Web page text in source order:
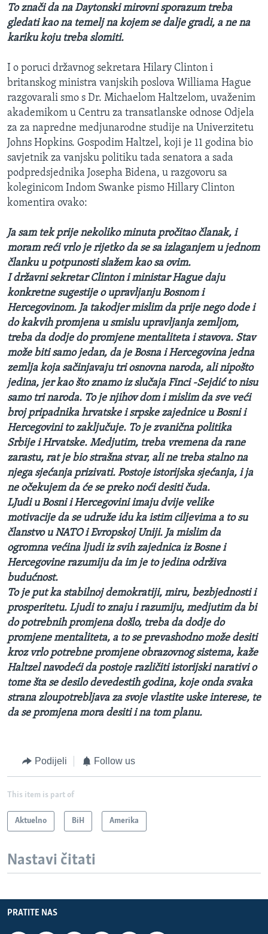
To znači da na Daytonski mirovni sporazum treba
gledati kao na temelj na kojem se dalje gradi, a ne na
kariku koju treba slomiti.
I o poruci državnog sekretara Hilary Clinton i
britanskog ministra vanjskih poslova Williama Hague
razgovarali smo s Dr. Michaelom Haltzelom, uvaženim
akademikom u Centru za transatlanske odnose Odjela
za za napredne medjunarodne studije na Univerzitetu
Johns Hopkins. Gospodim Haltzel, koji je 11 godina bio
savjetnik za vanjsku politiku tada senatora a sada
podpredsjednika Josepha Bidena, u razgovoru sa
koleginicom Indom Swanke pismo Hillary Clinton
komentira ovako:
Ja sam tek prije nekoliko minuta pročitao članak, i
moram reći vrlo je rijetko da se sa izlaganjem u jednom
članku u potpunosti slažem kao sa ovim.
I državni sekretar Clinton i ministar Hague daju
konkretne sugestije o upravljanju Bosnom i
Hercegovinom. Ja takodjer mislim da prije nego dode i
do kakvih promjena u smislu upravljanja zemljom,
treba da dodje do promjene mentaliteta i stavova. Stav
može biti samo jedan, da je Bosna i Hercegovina jedna
zemlja koja sačinjavaju tri osnovna naroda, ali nipošto
jedina, jer kao što znamo iz slučaja Finci -Sejdić to nisu
samo tri naroda. To je njihov dom i mislim da sve veći
broj pripadnika hrvatske i srpske zajednice u Bosni i
Hercegovini to zaključuje. To je zvanična politika
Srbije i Hrvatske. Medjutim, treba vremena da rane
zarastu, rat je bio strašna stvar, ali ne treba stalno na
njega sjećanja prizivati. Postoje istorijska sjećanja, i ja
ne očekujem da će se preko noći desiti čuda.
LJudi u Bosni i Hercegovini imaju dvije velike
motivacije da se udruže idu ka istim ciljevima a to su
članstvo u NATO i Evropskoj Uniji. Ja mislim da
ogromna većina ljudi iz svih zajednica iz Bosne i
Hercegovine razumiju da im je to jedina održiva
budućnost.
To je put ka stabilnoj demokratiji, miru, bezbjednosti i
prosperitetu. Ljudi to znaju i razumiju, medjutim da bi
do potrebnih promjena došlo, treba da dodje do
promjene mentaliteta, a to se prevashodno može desiti
kroz vrlo potrebne promjene obrazovnog sistema, kaže
Haltzel navodeći da postoje različiti istorijski narativi o
tome šta se desilo devedestih godina, koje onda svaka
strana zloupotrebljava za svoje vlastite uske interese, te
da se promjena mora desiti i na tom planu.
Podijeli Follow us
This item is part of
Aktuelno BiH Amerika
Nastavi čitati
PRATITE NAS